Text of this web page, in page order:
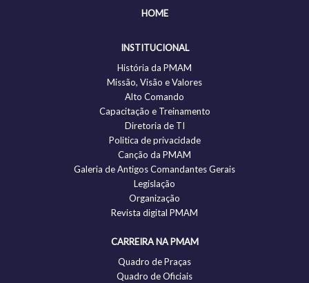
HOME
INSTITUCIONAL
História da PMAM
Missão, Visão e Valores
Alto Comando
Capacitação e Treinamento
Diretoria de TI
Politica de privacidade
Canção da PMAM
Galeria de Antigos Comandantes Gerais
Legislação
Organização
Revista digital PMAM
CARREIRA NA PMAM
Quadro de Praças
Quadro de Oficiais